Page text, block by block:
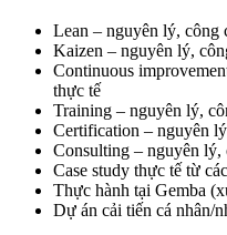
Lean – nguyên lý, công
Kaizen – nguyên lý,
Continuous
thực tế
Training – nguyên lý,
Certification – nguyên
Consulting – nguyên
Case study thực tế từ
Thực hành tại Gemba
Dự án cải tiến cá nhân/